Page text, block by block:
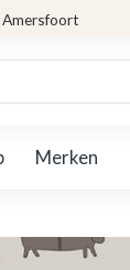
Merken